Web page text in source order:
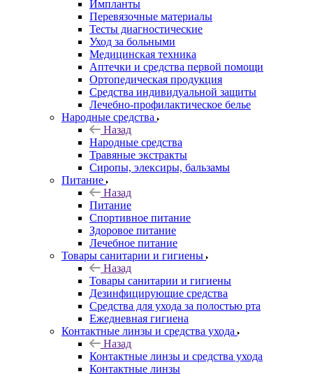
Импланты
Перевязочные материалы
Тесты диагностические
Уход за больными
Медицинская техника
Аптечки и средства первой помощи
Ортопедическая продукция
Средства индивидуальной защиты
Лечебно-профилактическое белье
Народные средства
Назад
Народные средства
Травяные экстракты
Сиропы, элексиры, бальзамы
Питание
Назад
Питание
Спортивное питание
Здоровое питание
Лечебное питание
Товары санитарии и гигиены
Назад
Товары санитарии и гигиены
Дезинфицирующие средства
Средства для ухода за полостью рта
Ежедневная гигиена
Контактные линзы и средства ухода
Назад
Контактные линзы и средства ухода
Контактные линзы